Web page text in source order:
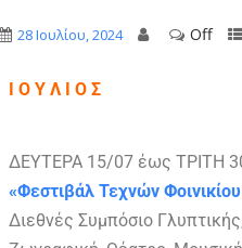
28 Ιουλίου, 2024 Off
Ι Ο Υ Λ Ι Ο Σ
ΔΕΥΤΕΡΑ 15/07 έως ΤΡΙΤΗ
«Φεστιβάλ Τεχνών
Διεθνές Συμπόσιο